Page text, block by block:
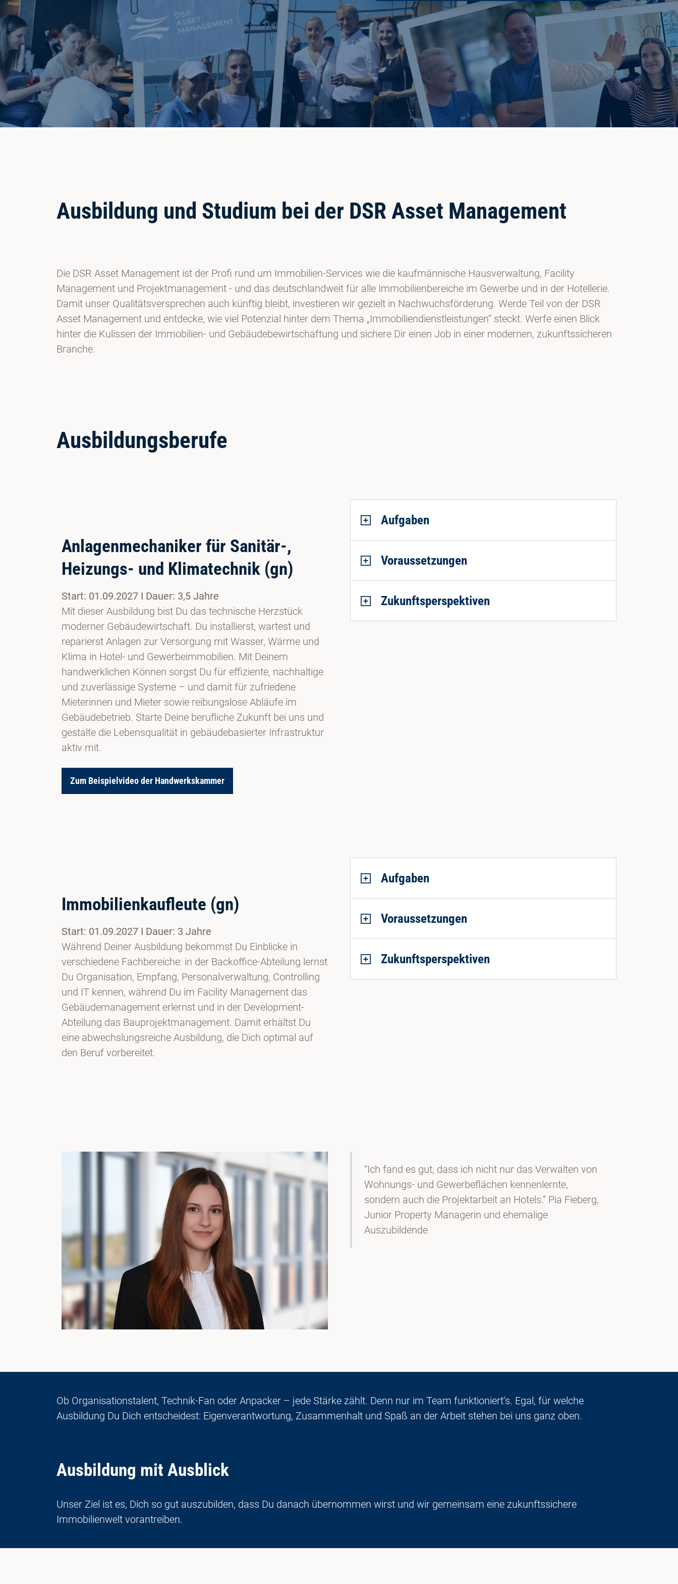
Ausbildung und Studium bei der DSR Asset Management
Die DSR Asset Management ist der Profi rund um Immobilien-Services wie die kaufmännische Hausverwaltung, Facility
Management und Projektmanagement - und das deutschlandweit für alle Immobilienbereiche im Gewerbe und in der Hotellerie.
Damit unser Qualitätsversprechen auch künftig bleibt, investieren wir gezielt in Nachwuchsförderung. Werde Teil von der DSR
Asset Management und entdecke, wie viel Potenzial hinter dem Thema „Immobiliendienstleistungen“ steckt. Werfe einen Blick
hinter die Kulissen der Immobilien- und Gebäudebewirtschaftung und sichere Dir einen Job in einer modernen, zukunftssicheren
Branche.
Ausbildungsberufe
Anlagenmechaniker für Sanitär-,
Heizungs- und Klimatechnik (gn)
Start: 01.09.2027 I Dauer: 3,5 Jahre
Mit dieser Ausbildung bist Du das technische Herzstück
moderner Gebäudewirtschaft. Du installierst, wartest und
reparierst Anlagen zur Versorgung mit Wasser, Wärme und
Klima in Hotel- und Gewerbeimmobilien. Mit Deinem
handwerklichen Können sorgst Du für effiziente, nachhaltige
und zuverlässige Systeme – und damit für zufriedene
Mieterinnen und Mieter sowie reibungslose Abläufe im
Gebäudebetrieb. Starte Deine berufliche Zukunft bei uns und
gestalte die Lebensqualität in gebäudebasierter Infrastruktur
aktiv mit.
Zum Beispielvideo der Handwerkskammer
Aufgaben
Voraussetzungen
Zukunftsperspektiven
Immobilienkaufleute (gn)
Start: 01.09.2027 I Dauer: 3 Jahre
Während Deiner Ausbildung bekommst Du Einblicke in
verschiedene Fachbereiche: in der Backoffice-Abteilung lernst
Du Organisation, Empfang, Personalverwaltung, Controlling
und IT kennen, während Du im Facility Management das
Gebäudemanagement erlernst und in der Development-
Abteilung das Bauprojektmanagement. Damit erhältst Du
eine abwechslungsreiche Ausbildung, die Dich optimal auf
den Beruf vorbereitet.
Aufgaben
Voraussetzungen
Zukunftsperspektiven
“Ich fand es gut, dass ich nicht nur das Verwalten von
Wohnungs- und Gewerbeflächen kennenlernte,
sondern auch die Projektarbeit an Hotels.” Pia Fieberg,
Junior Property Managerin und ehemalige
Auszubildende
Ob Organisationstalent, Technik-Fan oder Anpacker – jede Stärke zählt. Denn nur im Team funktioniert’s. Egal, für welche
Ausbildung Du Dich entscheidest: Eigenverantwortung, Zusammenhalt und Spaß an der Arbeit stehen bei uns ganz oben.
Ausbildung mit Ausblick
Unser Ziel ist es, Dich so gut auszubilden, dass Du danach übernommen wirst und wir gemeinsam eine zukunftssichere
Immobilienwelt vorantreiben.